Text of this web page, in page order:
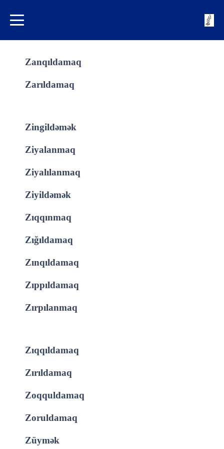
Zanqıldamaq
Zarıldamaq
Zingildəmək
Ziyalanmaq
Ziyalılanmaq
Ziyildəmək
Zıqqınmaq
Zığıldamaq
Zınqıldamaq
Zıppıldamaq
Zırpılanmaq
Zıqqıldamaq
Zırıldamaq
Zoqquldamaq
Zoruldamaq
Züymək